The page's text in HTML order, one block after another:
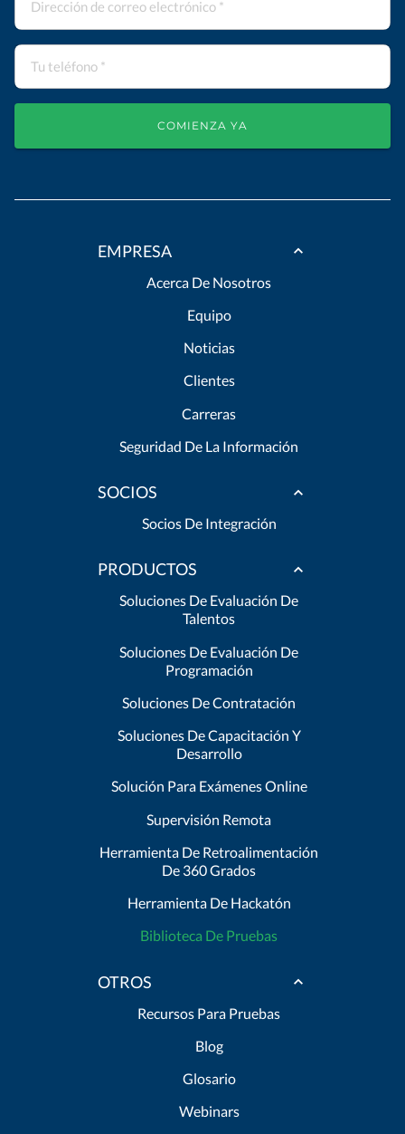
COMIENZA YA
EMPRESA
Acerca De Nosotros
Equipo
Noticias
Clientes
Carreras
Seguridad De La Información
SOCIOS
Socios De Integración
PRODUCTOS
Soluciones De Evaluación De
Talentos
Soluciones De Evaluación De
Programación
Soluciones De Contratación
Soluciones De Capacitación Y
Desarrollo
Solución Para Exámenes Online
Supervisión Remota
Herramienta De Retroalimentación
De 360 Grados
Herramienta De Hackatón
Biblioteca De Pruebas
OTROS
Recursos Para Pruebas
Blog
Glosario
Webinars